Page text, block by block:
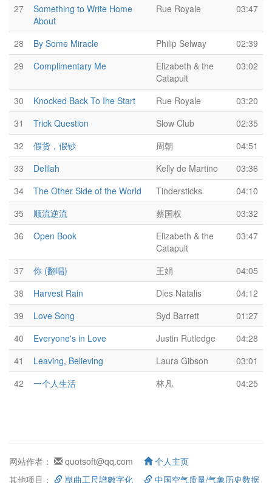
27
Something to Write Home
About
Rue Royale 03:47
28 By Some Miracle Philip Selway
02:39
29
Complimentary Me
Elizabeth & the
Catapult
03:02
30 Knocked Back To Ihe Start Rue Royale
03:20
31
Trick Question Slow Club
02:35
32
假货，假钞 周朝
04:51
33
Delilah Kelly de Martino
03:36
34
The Other Side of the World Tindersticks
04:10
35
顺流逆流 蔡国权
03:32
36
Open Book
Elizabeth & the
Catapult
03:47
37 你 (翻唱) 王娟
04:05
38
Harvest Rain Dies Natalis
04:12
39
Love Song Syd Barrett
01:27
40
Everyone's in Love Justin Rutledge
04:28
41
Leaving, Believing Laura Gibson
03:01
42
一个人生活 林凡 04:25
网站作者： quotsoft@qq.com
个人主页
其他项目：
崑曲工尺譜數字化 中国空气质量/气象历史数据